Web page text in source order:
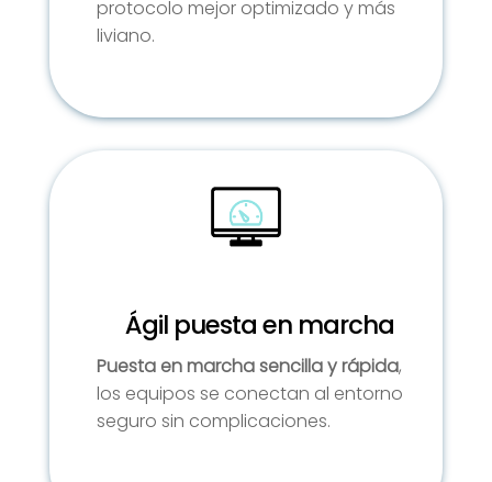
protocolo mejor optimizado y más
liviano.
Ágil puesta en marcha
Puesta en marcha sencilla y rápida,
los equipos se conectan al entorno
seguro sin complicaciones.